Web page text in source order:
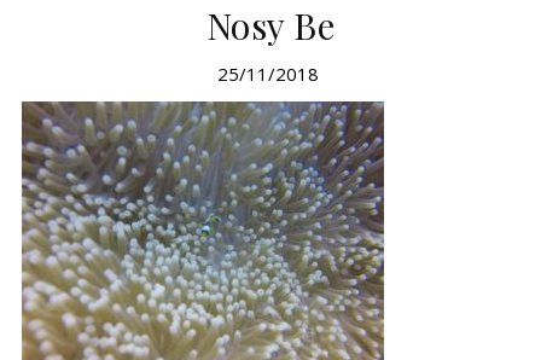
Nosy Be
25/11/2018